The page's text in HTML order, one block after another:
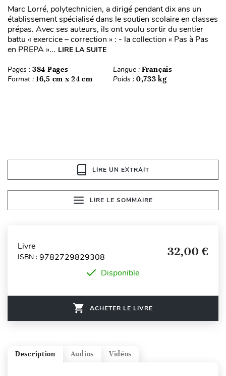
Marc Lorré, polytechnicien, a dirigé pendant dix ans un
établissement spécialisé dans le soutien scolaire en classes
prépas. Avec ses auteurs, ils ont voulu sortir du sentier
battu « exercice – correction » : - la collection « Pas à Pas
en PREPA »... LIRE LA SUITE
Pages : 384 Pages Langue : Français
Format : 16,5 cm x 24 cm Poids : 0,733 kg
LIRE UN EXTRAIT
LIRE LE SOMMAIRE
Livre
ISBN : 9782729829308 32,00 €
Disponible
ACHETER LE LIVRE
Vidéos
Audios
Description